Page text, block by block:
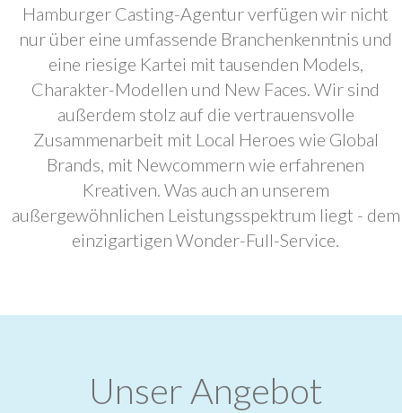
Hamburger Casting-Agentur verfügen wir nicht
nur über eine umfassende Branchenkenntnis und
eine riesige Kartei mit tausenden Models,
Charakter-Modellen und New Faces. Wir sind
außerdem stolz auf die vertrauensvolle
Zusammenarbeit mit Local Heroes wie Global
Brands, mit Newcommern wie erfahrenen
Kreativen. Was auch an unserem
außergewöhnlichen Leistungsspektrum liegt - dem
einzigartigen Wonder-Full-Service.
Unser Angebot